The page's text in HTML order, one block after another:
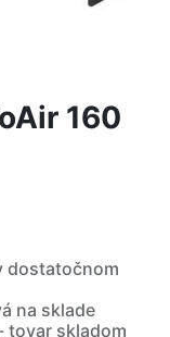
160
dostatočnom
na sklade
tovar skladom